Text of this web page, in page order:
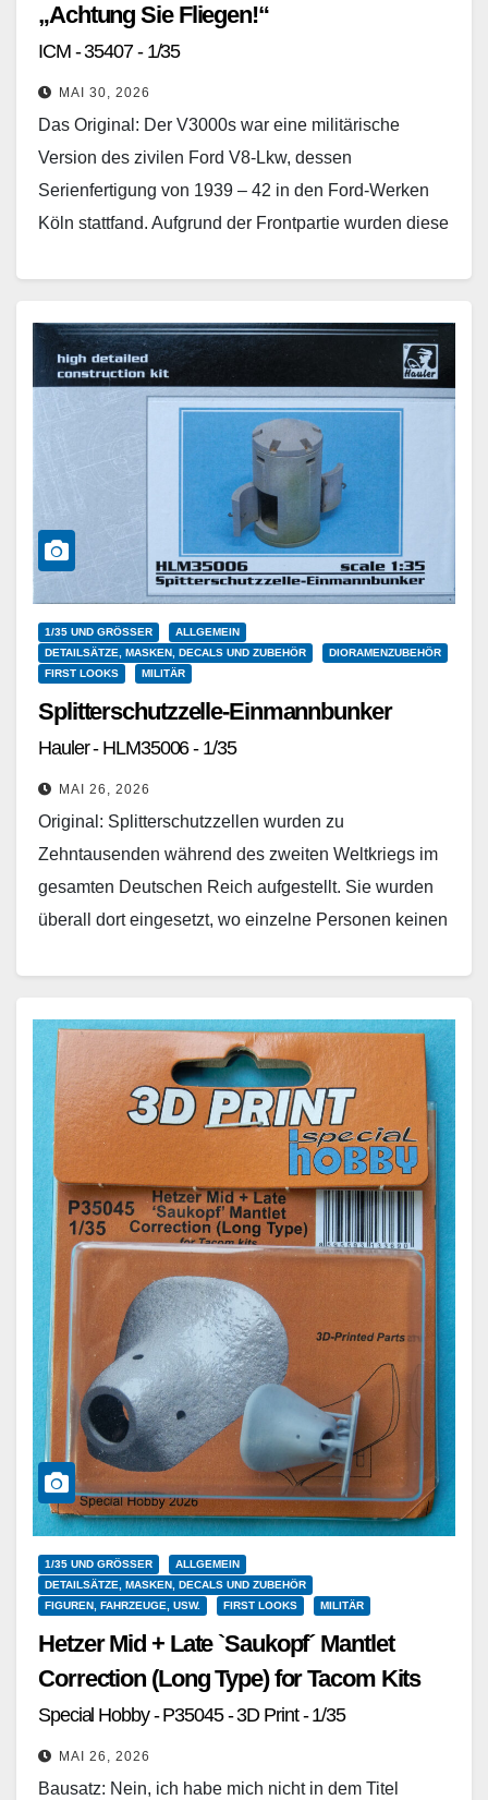
„Achtung Sie Fliegen!“
ICM - 35407 - 1/35
MAI 30, 2026
Das Original: Der V3000s war eine militärische
Version des zivilen Ford V8-Lkw, dessen
Serienfertigung von 1939 – 42 in den Ford-Werken
Köln stattfand. Aufgrund der Frontpartie wurden diese
1/35 UND GRÖSSER
ALLGEMEIN
DETAILSÄTZE, MASKEN, DECALS UND ZUBEHÖR
DIORAMENZUBEHÖR
FIRST LOOKS
MILITÄR
Splitterschutzzelle-Einmannbunker
Hauler - HLM35006 - 1/35
MAI 26, 2026
Original: Splitterschutzzellen wurden zu
Zehntausenden während des zweiten Weltkriegs im
gesamten Deutschen Reich aufgestellt. Sie wurden
überall dort eingesetzt, wo einzelne Personen keinen
Weiterlesen
1/35 UND GRÖSSER
ALLGEMEIN
DETAILSÄTZE, MASKEN, DECALS UND ZUBEHÖR
FIGUREN, FAHRZEUGE, USW.
FIRST LOOKS MILITÄR
Hetzer Mid + Late `Saukopf´ Mantlet
Correction (Long Type) for Tacom Kits
Special Hobby - P35045 - 3D Print - 1/35
MAI 26, 2026
Bausatz: Nein, ich habe mich nicht in dem Titel